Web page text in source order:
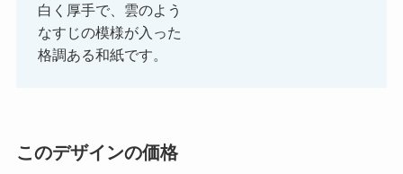
白く厚手で、雲のよう
なすじの模様が入った
格調ある和紙です。
このデザインの価格